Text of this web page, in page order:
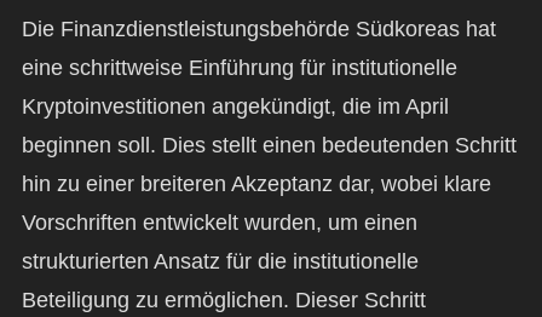
Die Finanzdienstleistungsbehörde Südkoreas hat
eine schrittweise Einführung für institutionelle
Kryptoinvestitionen angekündigt, die im April
beginnen soll. Dies stellt einen bedeutenden Schritt
hin zu einer breiteren Akzeptanz dar, wobei klare
Vorschriften entwickelt wurden, um einen
strukturierten Ansatz für die institutionelle
Beteiligung zu ermöglichen. Dieser Schritt